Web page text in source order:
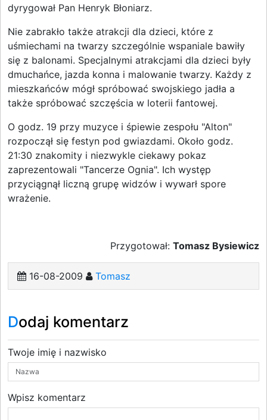
dyrygował Pan Henryk Błoniarz.
Nie zabrakło także atrakcji dla dzieci, które z
uśmiechami na twarzy szczególnie wspaniale bawiły
się z balonami. Specjalnymi atrakcjami dla dzieci były
dmuchańce, jazda konna i malowanie twarzy. Każdy z
mieszkańców mógł spróbować swojskiego jadła a
także spróbować szczęścia w loterii fantowej.
O godz. 19 przy muzyce i śpiewie zespołu "Alton"
rozpoczął się festyn pod gwiazdami. Około godz.
21:30 znakomity i niezwykle ciekawy pokaz
zaprezentowali "Tancerze Ognia". Ich występ
przyciągnął liczną grupę widzów i wywarł spore
wrażenie.
Przygotował: Tomasz Bysiewicz
16-08-2009 Tomasz
Dodaj komentarz
Twoje imię i nazwisko
Wpisz komentarz